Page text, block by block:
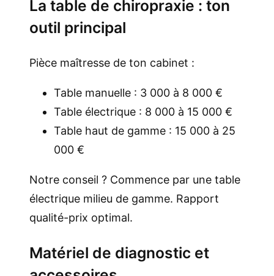
La table de chiropraxie : ton
outil principal
Pièce maîtresse de ton cabinet :
Table manuelle : 3 000 à 8 000 €
Table électrique : 8 000 à 15 000 €
Table haut de gamme : 15 000 à 25
000 €
Notre conseil ? Commence par une table
électrique milieu de gamme. Rapport
qualité-prix optimal.
Matériel de diagnostic et